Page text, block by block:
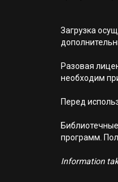
Загрузка
Разовая
необходим
Перед
программ.
Information